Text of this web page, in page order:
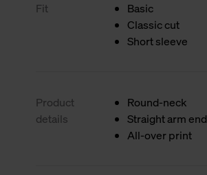
Fit
Basic
Classic cut
Short sleeve
Product
details
Round-neck
Straight arm end
All-over print